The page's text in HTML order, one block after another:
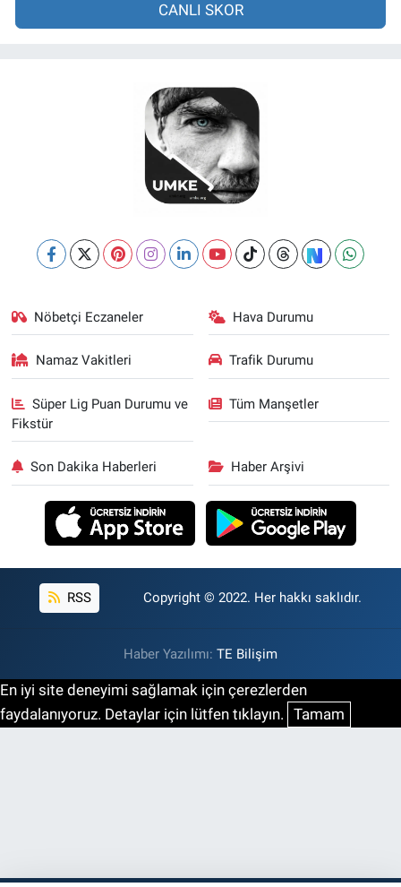
CANLI SKOR
Nöbetçi Eczaneler Hava Durumu
Namaz Vakitleri Trafik Durumu
Süper Lig Puan Durumu ve
Fikstür
Tüm Manşetler
Son Dakika Haberleri Haber Arşivi
RSS Copyright © 2022. Her hakkı saklıdır.
Haber Yazılımı: TE Bilişim
En iyi site deneyimi sağlamak için çerezlerden
faydalanıyoruz. Detaylar için lütfen tıklayın. Tamam